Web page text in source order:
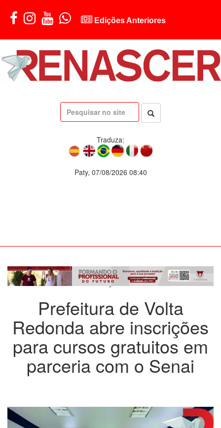
Edições Anteriores
Traduza:
Paty, 07/08/2026 08:40
Prefeitura de Volta
Redonda abre inscrições
para cursos gratuitos em
parceria com o Senai